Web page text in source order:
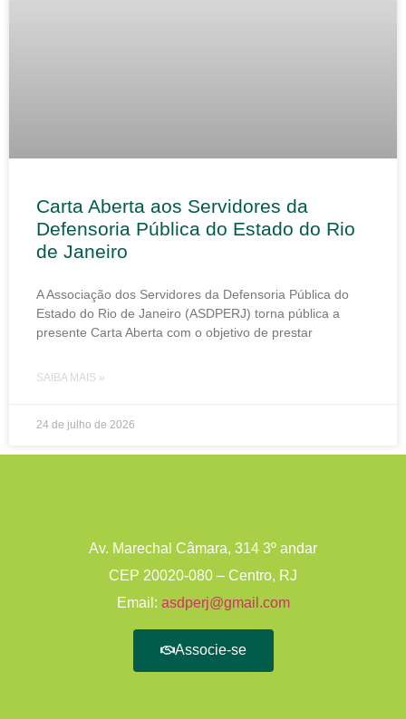
Carta Aberta aos Servidores da
Defensoria Pública do Estado do Rio
de Janeiro
A Associação dos Servidores da Defensoria Pública do
Estado do Rio de Janeiro (ASDPERJ) torna pública a
presente Carta Aberta com o objetivo de prestar
SAIBA MAIS »
24 de julho de 2026
Av. Marechal Câmara, 314 3º andar
CEP 20020-080 – Centro, RJ
Email: asdperj@gmail.com
Associe-se